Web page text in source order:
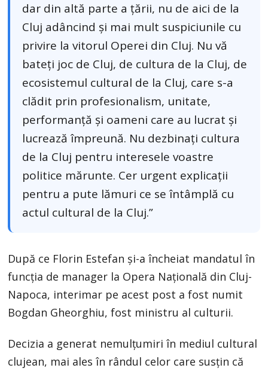
dar din altă parte a țării, nu de aici de la
Cluj adâncind și mai mult suspiciunile cu
privire la vitorul Operei din Cluj. Nu vă
bateți joc de Cluj, de cultura de la Cluj, de
ecosistemul cultural de la Cluj, care s-a
clădit prin profesionalism, unitate,
performanță și oameni care au lucrat și
lucrează împreună. Nu dezbinați cultura
de la Cluj pentru interesele voastre
politice mărunte. Cer urgent explicații
pentru a pute lămuri ce se întâmplă cu
actul cultural de la Cluj.”
După ce Florin Estefan și-a încheiat mandatul în
funcția de manager la Opera Națională din Cluj-
Napoca, interimar pe acest post a fost numit
Bogdan Gheorghiu, fost ministru al culturii.
Decizia a generat nemulțumiri în mediul cultural
clujean, mai ales în rândul celor care susțin că